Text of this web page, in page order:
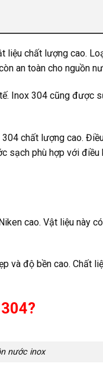
liệu chất lượng cao.
an toàn cho nguồn
Inox 304 cũng được
chất lượng cao.
sạch phù hợp với điều
cao. Vật liệu này
và độ bền cao. Chất
nước inox